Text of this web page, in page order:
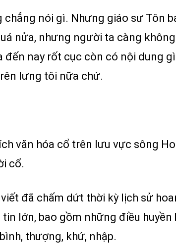
nói gì. Nhưng giáo sư Tôn
nửa, nhưng người ta càng
nay rốt cục còn có nội dung
lưng tôi nữa chứ.
văn hóa cổ trên lưu vực sông
cổ.
đã chấm dứt thời kỳ lịch sử
lớn, bao gồm những điều
thượng, khứ, nhập.